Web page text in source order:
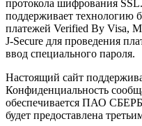
протокола шифрования
поддерживает технологию
платежей Verified By Visa,
J-Secure для проведения
ввод специального пароля.
Настоящий сайт
Конфиденциальность
обеспечивается ПАО
будет предоставлена